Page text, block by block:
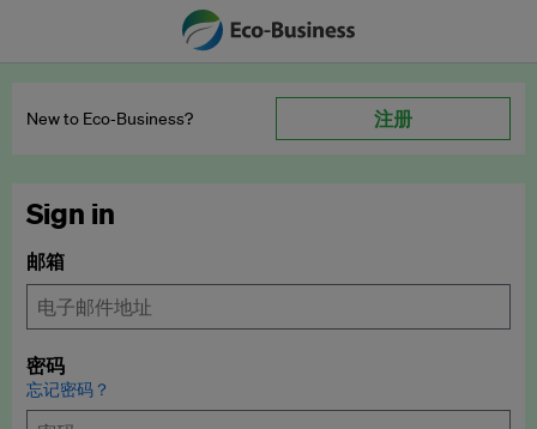
New to Eco‑Business? 注册
Sign in
邮箱
密码
忘记密码？